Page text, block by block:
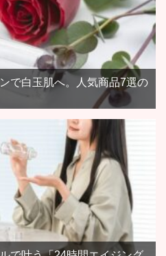
で白玉肌へ。人気商品7選の